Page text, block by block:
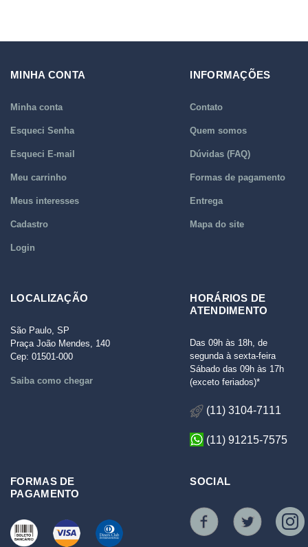
MINHA CONTA
Minha conta
Esqueci Senha
Esqueci E-mail
Meu carrinho
Meus interesses
Cadastro
Login
INFORMAÇÕES
Contato
Quem somos
Dúvidas (FAQ)
Formas de pagamento
Entrega
Mapa do site
LOCALIZAÇÃO
São Paulo, SP
Praça João Mendes, 140
Cep: 01501-000
Saiba como chegar
HORÁRIOS DE
ATENDIMENTO
Das 09h às 18h, de
segunda à sexta-feira
Sábado das 09h às 17h
(exceto feriados)*
(11) 3104-7111
(11) 91215-7575
FORMAS DE
PAGAMENTO
SOCIAL